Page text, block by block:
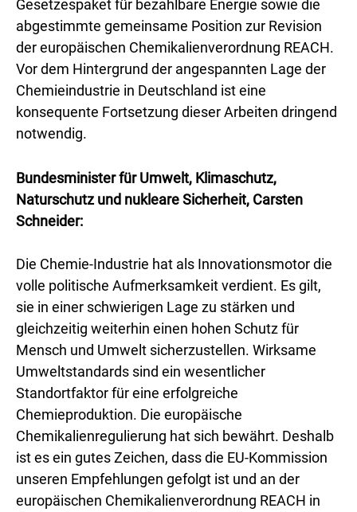
Gesetzespaket für bezahlbare Energie sowie die
abgestimmte gemeinsame Position zur Revision
der europäischen Chemikalienverordnung REACH.
Vor dem Hintergrund der angespannten Lage der
Chemieindustrie in Deutschland ist eine
konsequente Fortsetzung dieser Arbeiten dringend
notwendig.
Bundesminister für Umwelt, Klimaschutz,
Naturschutz und nukleare Sicherheit, Carsten
Schneider:
Die Chemie-Industrie hat als Innovationsmotor die
volle politische Aufmerksamkeit verdient. Es gilt,
sie in einer schwierigen Lage zu stärken und
gleichzeitig weiterhin einen hohen Schutz für
Mensch und Umwelt sicherzustellen. Wirksame
Umweltstandards sind ein wesentlicher
Standortfaktor für eine erfolgreiche
Chemieproduktion. Die europäische
Chemikalienregulierung hat sich bewährt. Deshalb
ist es ein gutes Zeichen, dass die EU-Kommission
unseren Empfehlungen gefolgt ist und an der
europäischen Chemikalienverordnung REACH in